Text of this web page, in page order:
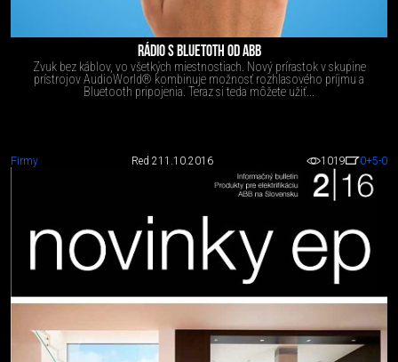
RÁDIO S BLUETOTH OD ABB
Zvuk bez káblov, vo všetkých miestnostiach. Nový prírastok v skupine
prístrojov AudioWorld® kombinuje možnosť rozhlasového príjmu a
Bluetooth pripojenia. Teraz si teda môžete užiť...
Firmy Red 211.10.2016 1019 0+5-0